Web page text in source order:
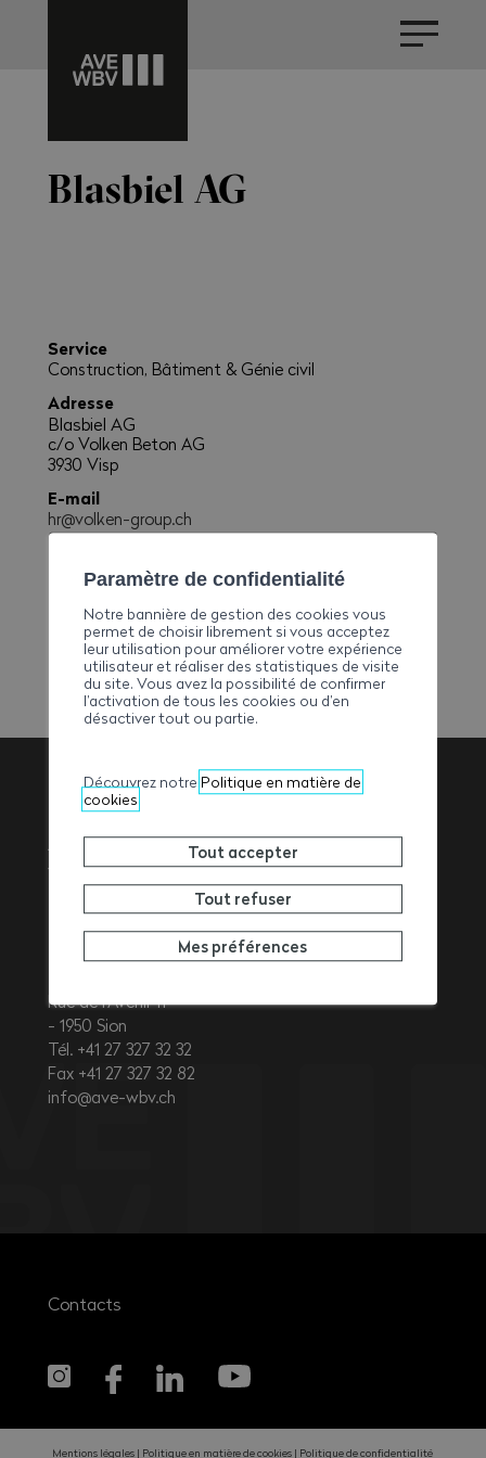
Blasbiel AG
Service
Construction, Bâtiment & Génie civil
Adresse
Blasbiel AG
c/o Volken Beton AG
3930 Visp
E-mail
hr@volken-group.ch
+41279345001
+41279345002
Association
Valaisanne des
Entrepreneurs
Rue de l’Avenir 11
1950 Sion
Tél. +41 27 327 32 32
Fax +41 27 327 32 82
info@ave-wbv.ch
Contacts
Mentions légales Politique en matière de cookies Politique de confidentialité
Paramètre de confidentialité
Notre bannière de gestion des cookies vous
permet de choisir librement si vous acceptez
leur utilisation pour améliorer votre expérience
utilisateur et réaliser des statistiques de visite
du site. Vous avez la possibilité de confirmer
l’activation de tous les cookies ou d’en
désactiver tout ou partie.
Découvrez notre Politique en matière de
cookies
Tout accepter
Tout refuser
Mes préférences